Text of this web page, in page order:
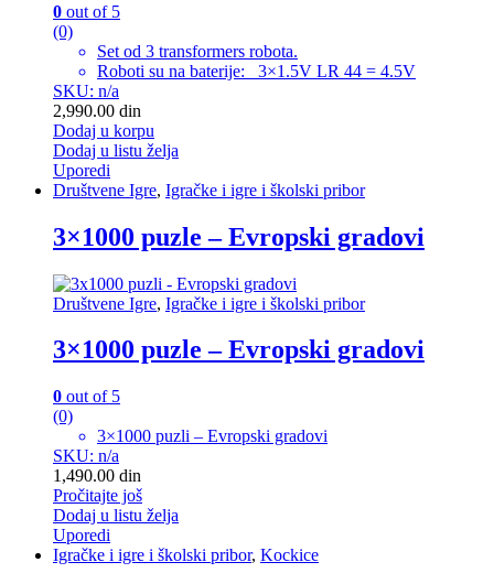
0 out of 5
(0)
Set od 3 transformers robota.
Roboti su na baterije: 3×1.5V LR 44 = 4.5V
SKU: n/a
2,990.00 din
Dodaj u korpu
Dodaj u listu želja
Uporedi
Društvene Igre, Igračke i igre i školski pribor
3×1000 puzle – Evropski gradovi
Društvene Igre, Igračke i igre i školski pribor
3×1000 puzle – Evropski gradovi
0 out of 5
(0)
3×1000 puzli – Evropski gradovi
SKU: n/a
1,490.00 din
Pročitajte još
Dodaj u listu želja
Uporedi
Igračke i igre i školski pribor, Kockice